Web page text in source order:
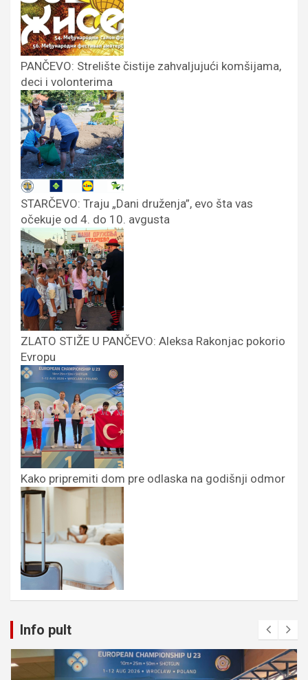
PANČEVO: Strelište čistije zahvaljujući komšijama,
deci i volonterima
STARČEVO: Traju „Dani druženja”, evo šta vas
očekuje od 4. do 10. avgusta
ZLATO STIŽE U PANČEVO: Aleksa Rakonjac pokorio
Evropu
Kako pripremiti dom pre odlaska na godišnji odmor
Info pult